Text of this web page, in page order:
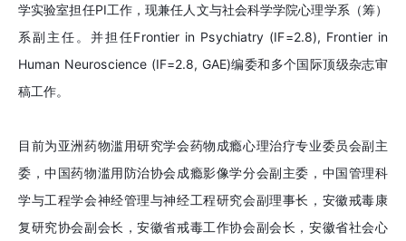
学实验室担任PI工作，现兼任人文与社会科学学院心理学系（筹）
系副主任。并担任Frontier in Psychiatry (IF=2.8), Frontier in
Human Neuroscience (IF=2.8, GAE)编委和多个国际顶级杂志审
稿工作。
目前为亚洲药物滥用研究学会药物成瘾心理治疗专业委员会副主
委，中国药物滥用防治协会成瘾影像学分会副主委，中国管理科
学与工程学会神经管理与神经工程研究会副理事长，安徽戒毒康
复研究协会副会长，安徽省戒毒工作协会副会长，安徽省社会心